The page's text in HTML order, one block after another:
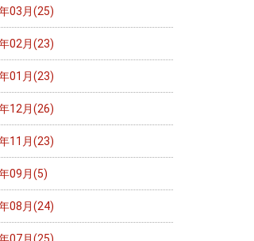
03月(25)
02月(23)
01月(23)
12月(26)
11月(23)
09月(5)
08月(24)